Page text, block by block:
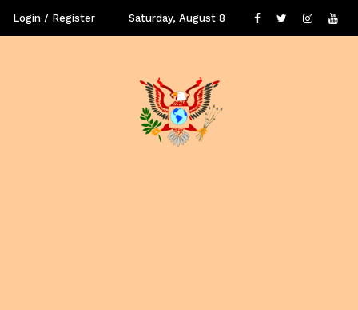
Login / Register Saturday, August 8